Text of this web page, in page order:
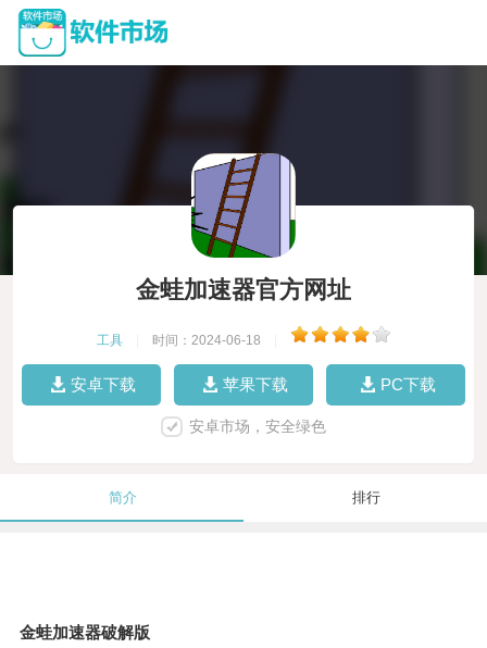
金蛙加速器官方网址
工具 时间：2024-06-18
安卓下载 苹果下载 PC下载
安卓市场，安全绿色
简介 排行
金蛙加速器破解版